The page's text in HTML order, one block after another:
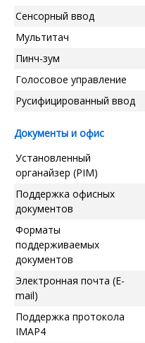
Сенсорный ввод
Мультитач
Пинч-зум
Голосовое управление
Русифицированный ввод
Документы и офис
Установленный
органайзер (PIM)
Поддержка офисных
документов
Форматы
поддерживаемых
документов
Электронная почта (E-
mail)
Поддержка протокола
IMAP4